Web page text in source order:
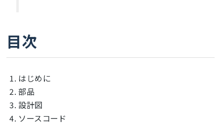
目次
はじめに
部品
設計図
ソースコード